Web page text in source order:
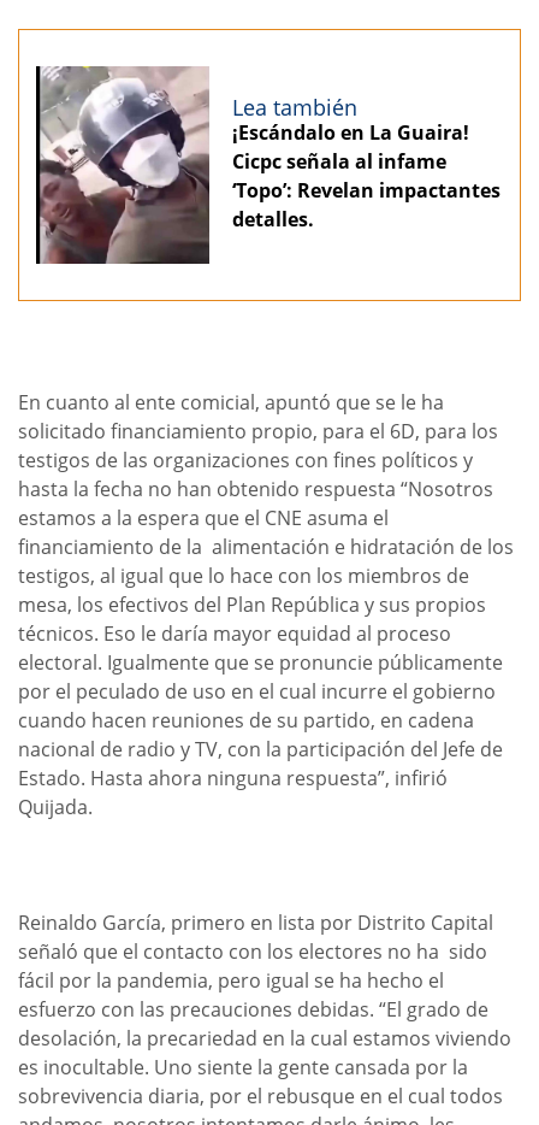
Lea también
¡Escándalo en La Guaira!
Cicpc señala al infame
‘Topo’: Revelan impactantes
detalles.
En cuanto al ente comicial, apuntó que se le ha
solicitado financiamiento propio, para el 6D, para los
testigos de las organizaciones con fines políticos y
hasta la fecha no han obtenido respuesta “Nosotros
estamos a la espera que el CNE asuma el
financiamiento de la alimentación e hidratación de los
testigos, al igual que lo hace con los miembros de
mesa, los efectivos del Plan República y sus propios
técnicos. Eso le daría mayor equidad al proceso
electoral. Igualmente que se pronuncie públicamente
por el peculado de uso en el cual incurre el gobierno
cuando hacen reuniones de su partido, en cadena
nacional de radio y TV, con la participación del Jefe de
Estado. Hasta ahora ninguna respuesta”, infirió
Quijada.
Reinaldo García, primero en lista por Distrito Capital
señaló que el contacto con los electores no ha sido
fácil por la pandemia, pero igual se ha hecho el
esfuerzo con las precauciones debidas. “El grado de
desolación, la precariedad en la cual estamos viviendo
es inocultable. Uno siente la gente cansada por la
sobrevivencia diaria, por el rebusque en el cual todos